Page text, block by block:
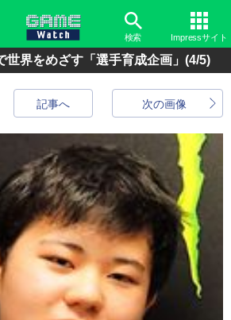
検索 Impressサイト
界をめざす「選手育成企画」 (4/5)
次の画像
記事へ